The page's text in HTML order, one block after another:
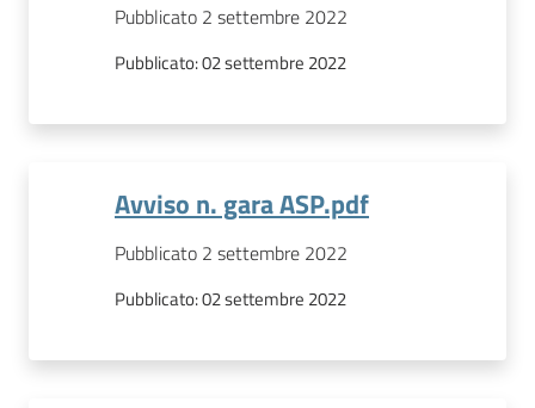
Pubblicato 2 settembre 2022
Pubblicato:02 settembre 2022
Avviso n. gara ASP.pdf
Pubblicato 2 settembre 2022
Pubblicato:02 settembre 2022